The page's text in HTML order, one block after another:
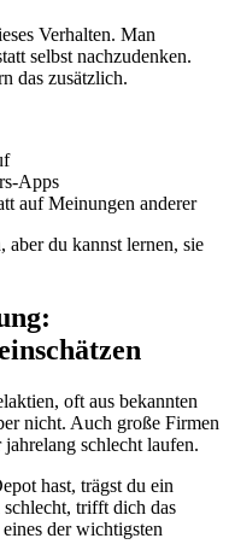
Verhalten. Man
selbst nachzudenken.
das zusätzlich.
Apps
auf Meinungen anderer
aber du kannst lernen, sie
oft aus bekannten
nicht. Auch große Firmen
schlecht laufen.
hast, trägst du ein
trifft dich das
der wichtigsten